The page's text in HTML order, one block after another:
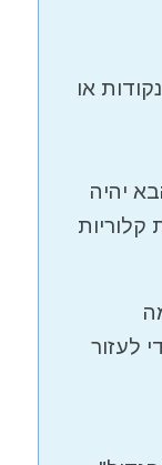
או
יהיה
קלוריות
לעזור